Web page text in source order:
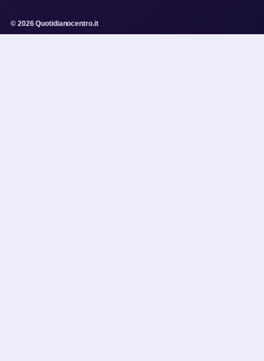
© 2026 Quotidianocentro.it